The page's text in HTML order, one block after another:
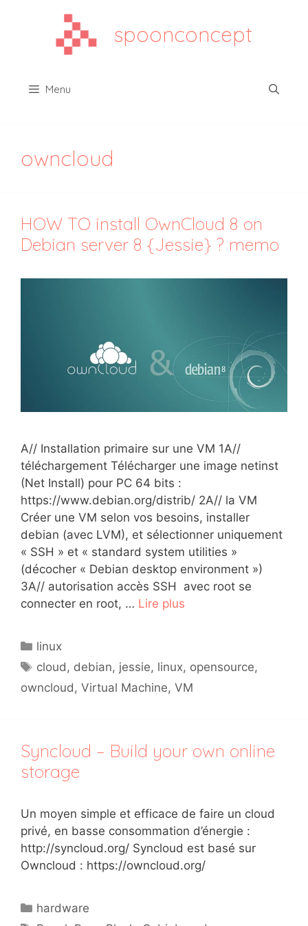
spoonconcept
Menu
owncloud
HOW TO install OwnCloud 8 on
Debian server 8 {Jessie} ? memo
A// Installation primaire sur une VM 1A//
téléchargement Télécharger une image netinst
(Net Install) pour PC 64 bits :
https://www.debian.org/distrib/ 2A// la VM
Créer une VM selon vos besoins, installer
debian (avec LVM), et sélectionner uniquement
« SSH » et « standard system utilities »
(décocher « Debian desktop environment »)
3A// autorisation accès SSH avec root se
connecter en root, … Lire plus
Catégories
linux
Étiquettes
cloud, debian, jessie, linux, opensource,
owncloud, Virtual Machine, VM
Syncloud – Build your own online
storage
Un moyen simple et efficace de faire un cloud
privé, en basse consommation d’énergie :
http://syncloud.org/ Syncloud est basé sur
Owncloud : https://owncloud.org/
Catégories
hardware